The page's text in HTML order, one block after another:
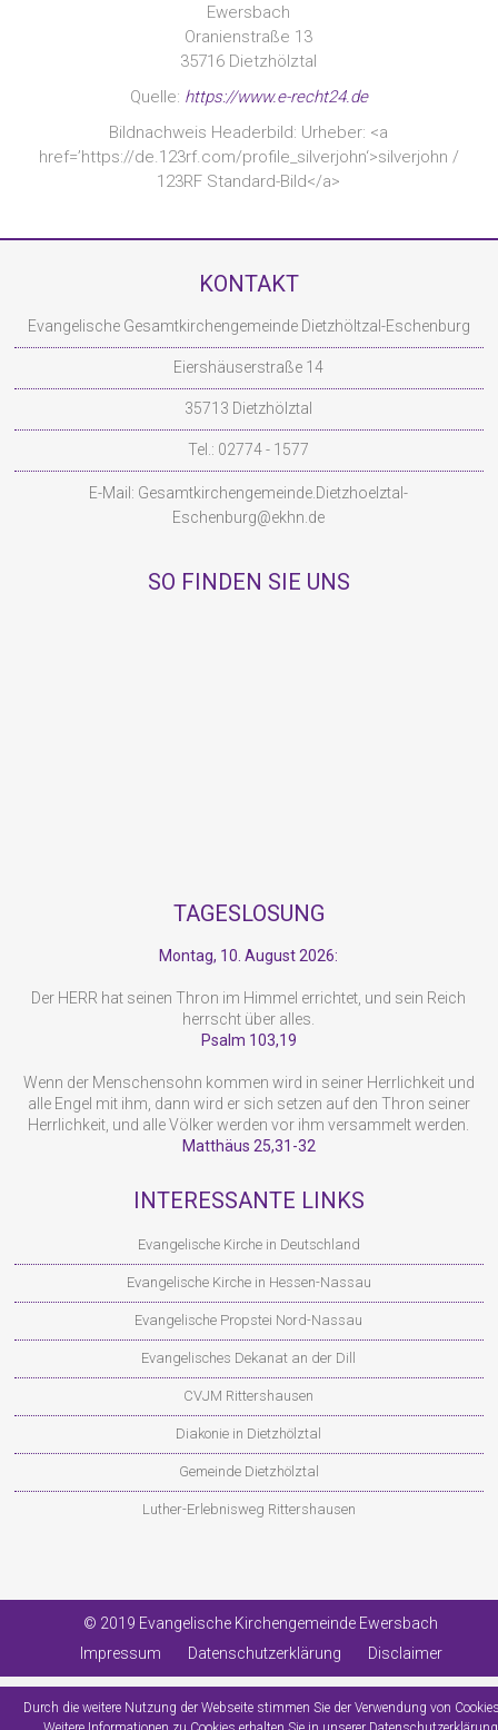
Ewersbach
Oranienstraße 13
35716 Dietzhölztal
Quelle: https://www.e-recht24.de
Bildnachweis Headerbild: Urheber: <a
href=’https://de.123rf.com/profile_silverjohn‘>silverjohn /
123RF Standard-Bild</a>
KONTAKT
Evangelische Gesamtkirchengemeinde Dietzhöltzal-Eschenburg
Eiershäuserstraße 14
35713 Dietzhölztal
Tel.: 02774 - 1577
E-Mail: Gesamtkirchengemeinde.Dietzhoelztal-
Eschenburg@ekhn.de
SO FINDEN SIE UNS
TAGESLOSUNG
Montag, 10. August 2026:
Der HERR hat seinen Thron im Himmel errichtet, und sein Reich
herrscht über alles.
Psalm 103,19
Wenn der Menschensohn kommen wird in seiner Herrlichkeit und
alle Engel mit ihm, dann wird er sich setzen auf den Thron seiner
Herrlichkeit, und alle Völker werden vor ihm versammelt werden.
Matthäus 25,31-32
INTERESSANTE LINKS
Evangelische Kirche in Deutschland
Evangelische Kirche in Hessen-Nassau
Evangelische Propstei Nord-Nassau
Evangelisches Dekanat an der Dill
CVJM Rittershausen
Diakonie in Dietzhölztal
Gemeinde Dietzhölztal
Luther-Erlebnisweg Rittershausen
Durch die weitere Nutzung der Webseite stimmen Sie der Verwendung von
© 2019 Evangelische Kirchengemeinde Ewersbach
Impressum
Datenschutzerklärung Disclaimer